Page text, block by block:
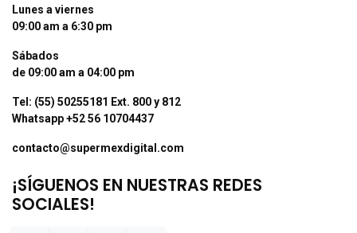
Lunes a viernes
09:00 am a 6:30 pm
Sábados
de 09:00 am a 04:00 pm
Tel: (55) 50255181 Ext. 800 y 812
Whatsapp +52 56 10704437
contacto@supermexdigital.com
¡SÍGUENOS EN NUESTRAS REDES
SOCIALES!